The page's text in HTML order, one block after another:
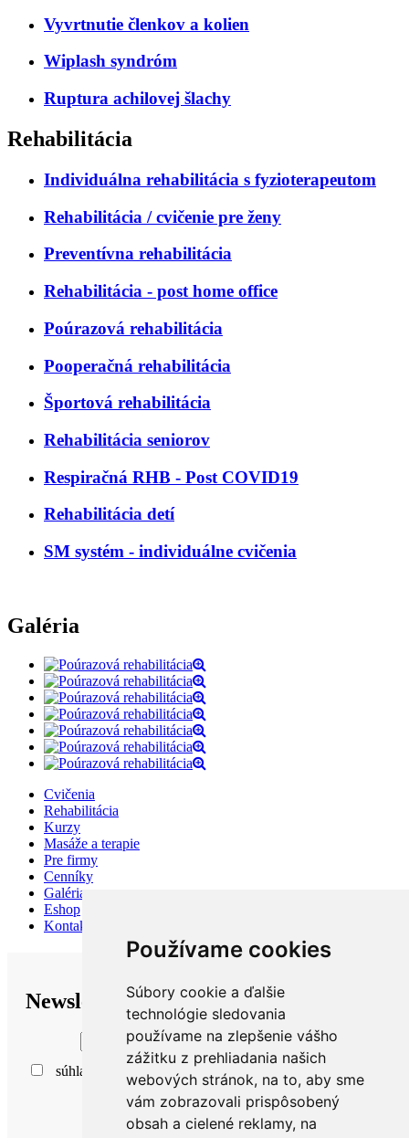
Používame cookies
Súbory cookie a ďalšie
technológie sledovania
používame na zlepšenie vášho
zážitku z prehliadania našich
webových stránok, na to, aby sme
vám zobrazovali prispôsobený
obsah a cielené reklamy, na
záznam klienta/pacienta, a teda v prípade, že ste absolvovali aj poskytovanie
zdravotnej starostlivosti z útvaru nemocnice, ktorý je hradený z verejného
Vyvrtnutie členkov a kolien
Wiplash syndróm
Ruptura achilovej šlachy
Rehabilitácia
Individuálna rehabilitácia s fyzioterapeutom
Rehabilitácia / cvičenie pre ženy
Preventívna rehabilitácia
Rehabilitácia - post home office
Poúrazová rehabilitácia
Pooperačná rehabilitácia
Športová rehabilitácia
Rehabilitácia seniorov
Respiračná RHB - Post COVID19
Rehabilitácia detí
SM systém - individuálne cvičenia
Galéria
Cvičenia
Rehabilitácia
Kurzy
Masáže a terapie
Pre firmy
Cenníky
Galéria
Eshop
Kontakty
Newsletter
súhlasím so spracovaním osobných údajov